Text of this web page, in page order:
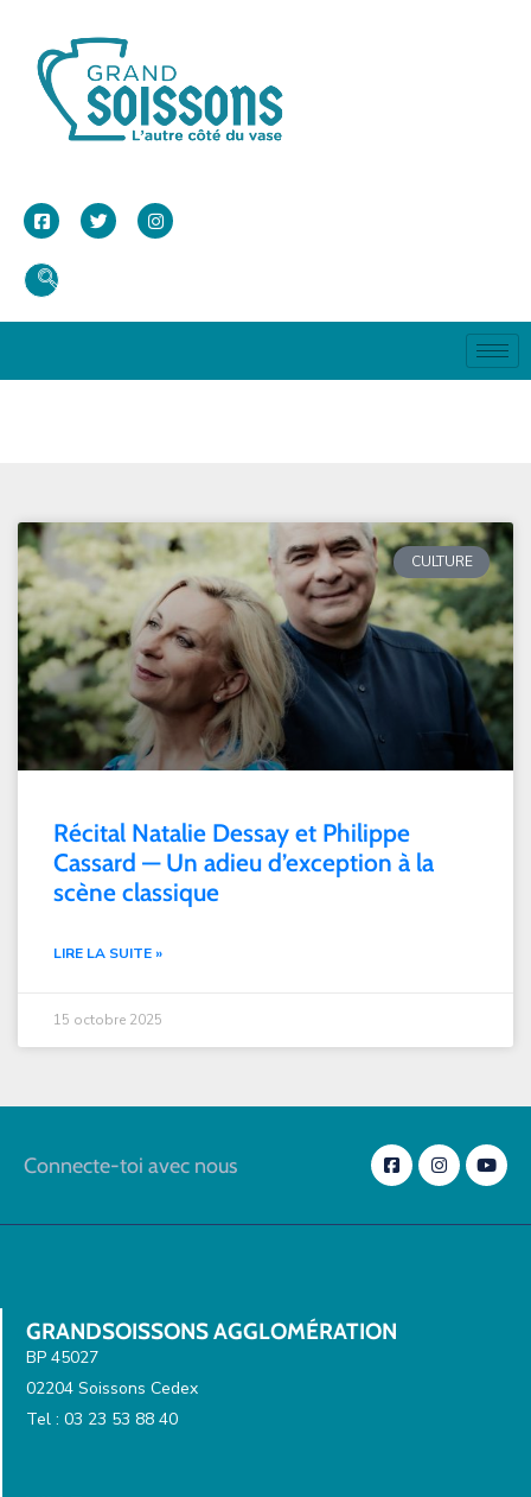
CULTURE
Récital Natalie Dessay et Philippe
Cassard — Un adieu d’exception à la
scène classique
LIRE LA SUITE »
15 octobre 2025
Connecte-toi avec nous
GRANDSOISSONS AGGLOMÉRATION
BP 45027
02204 Soissons Cedex
Tel : 03 23 53 88 40